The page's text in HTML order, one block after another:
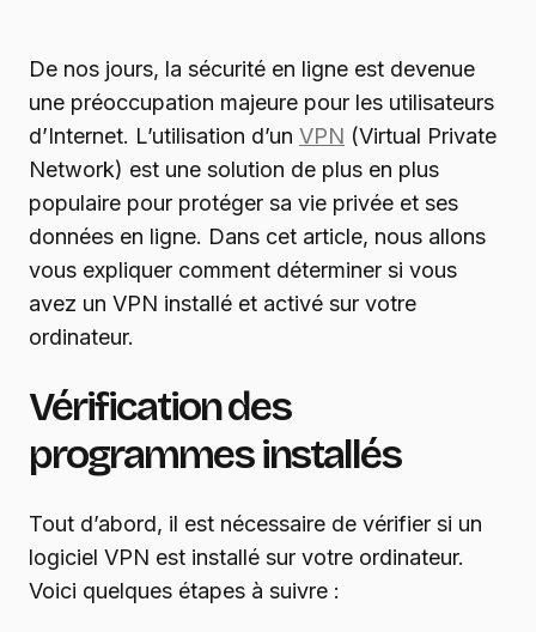
De nos jours, la sécurité en ligne est devenue
une préoccupation majeure pour les utilisateurs
d’Internet. L’utilisation d’un VPN (Virtual Private
Network) est une solution de plus en plus
populaire pour protéger sa vie privée et ses
données en ligne. Dans cet article, nous allons
vous expliquer comment déterminer si vous
avez un VPN installé et activé sur votre
ordinateur.
Vérification des
programmes installés
Tout d’abord, il est nécessaire de vérifier si un
logiciel VPN est installé sur votre ordinateur.
Voici quelques étapes à suivre :